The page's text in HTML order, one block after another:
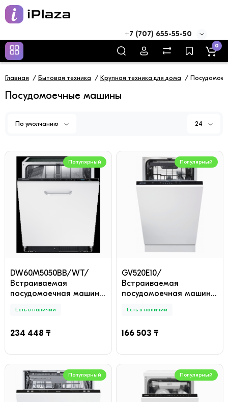
+7 (707) 655-55-50
0
Главная Бытовая техника Крупная техника для дома
Посудомоечные машины
По умолчанию 24
Популярный
DW60M5050BB/WT/
Встраиваемая
посудомоечная машина
Есть в наличии
234 448 ₸
Популярный
GV520E10/
Встраиваемая
посудомоечная машина
Есть в наличии
166 503 ₸
Популярный Популярный